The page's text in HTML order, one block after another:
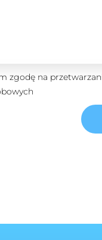
zgodę na